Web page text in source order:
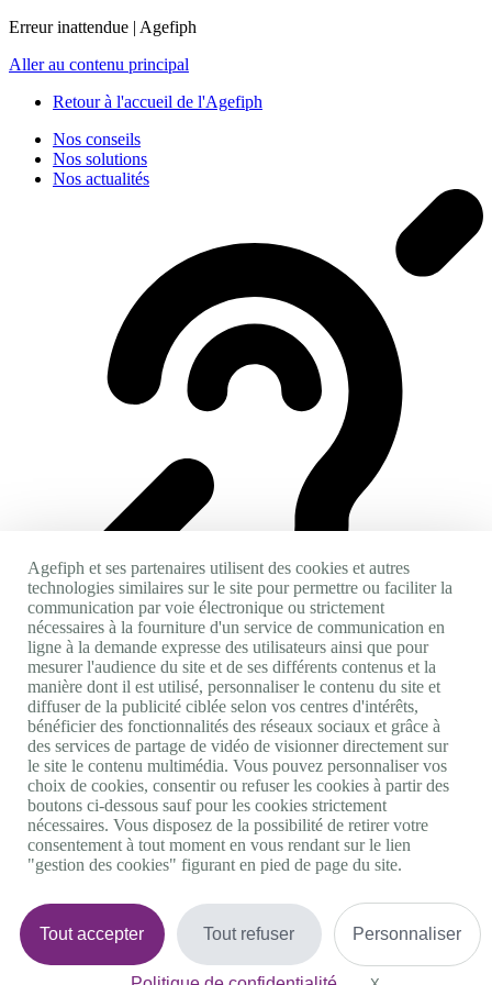
Erreur inattendue | Agefiph
Aller au contenu principal
Retour à l'accueil de l'Agefiph
Nos conseils
Nos solutions
Nos actualités
Accès personnes sourdes et malentendantes
S'inscrire
Se connecter
Accueil
Rechercher des offres d’emploi
Déposer mon CV
Une erreur inattendue est survenue
Voici ce que vous pourriez faire :
Agefiph et ses partenaires utilisent des cookies et autres
technologies similaires sur le site pour permettre ou faciliter la
communication par voie électronique ou strictement
nécessaires à la fourniture d'un service de communication en
ligne à la demande expresse des utilisateurs ainsi que pour
mesurer l'audience du site et de ses différents contenus et la
manière dont il est utilisé, personnaliser le contenu du site et
diffuser de la publicité ciblée selon vos centres d'intérêts,
bénéficier des fonctionnalités des réseaux sociaux et grâce à
des services de partage de vidéo de visionner directement sur
le site le contenu multimédia. Vous pouvez personnaliser vos
choix de cookies, consentir ou refuser les cookies à partir des
boutons ci-dessous sauf pour les cookies strictement
nécessaires. Vous disposez de la possibilité de retirer votre
consentement à tout moment en vous rendant sur le lien
"gestion des cookies" figurant en pied de page du site.
Tout accepter Tout refuser Personnaliser